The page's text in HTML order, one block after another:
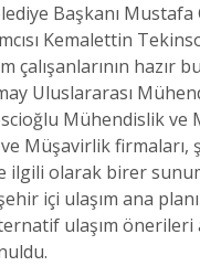
Başkanı Mustafa
Kemalettin
çalışanlarının hazır
Uluslararası
Mühendislik ve
Müşavirlik firmaları,
ilgili olarak birer
içi ulaşım ana
ulaşım önerileri